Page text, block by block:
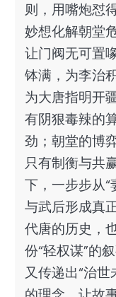
则，用嘴炮怼
妙想化解朝堂
让门阀无可置
钵满，为李治
为大唐指明开
有阴狠毒辣的
劲；朝堂的博
只有制衡与共
下，一步步从“
与武后形成真
代唐的历史，
份“轻权谋”的
又传递出“治世